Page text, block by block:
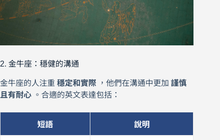
2. 金牛座：穩健的溝通
金牛座的人注重 穩定和實際 ，他們在溝通中更加 謹慎
且有耐心 。合適的英文表達包括：
短語 說明